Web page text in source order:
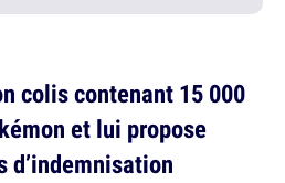
colis contenant 15 000
et lui propose
d’indemnisation